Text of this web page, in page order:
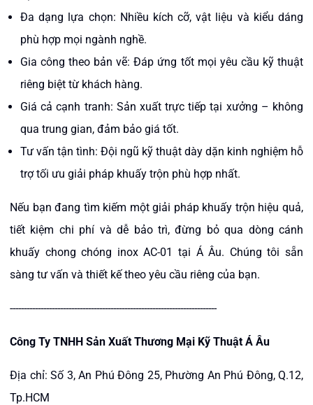
Đa dạng lựa chọn: Nhiều kích cỡ, vật liệu và kiểu dáng
phù hợp mọi ngành nghề.
Gia công theo bản vẽ: Đáp ứng tốt mọi yêu cầu kỹ thuật
riêng biệt từ khách hàng.
Giá cả cạnh tranh: Sản xuất trực tiếp tại xưởng – không
qua trung gian, đảm bảo giá tốt.
Tư vấn tận tình: Đội ngũ kỹ thuật dày dặn kinh nghiệm hỗ
trợ tối ưu giải pháp khuấy trộn phù hợp nhất.
Nếu bạn đang tìm kiếm một giải pháp khuấy trộn hiệu quả,
tiết kiệm chi phí và dễ bảo trì, đừng bỏ qua dòng cánh
khuấy chong chóng inox AC-01 tại Á Âu. Chúng tôi sẵn
sàng tư vấn và thiết kế theo yêu cầu riêng của bạn.
--------------------------------------------------------------------------
Công Ty TNHH Sản Xuất Thương Mại Kỹ Thuật Á Âu
Địa chỉ: Số 3, An Phú Đông 25, Phường An Phú Đông, Q.12,
Tp.HCM